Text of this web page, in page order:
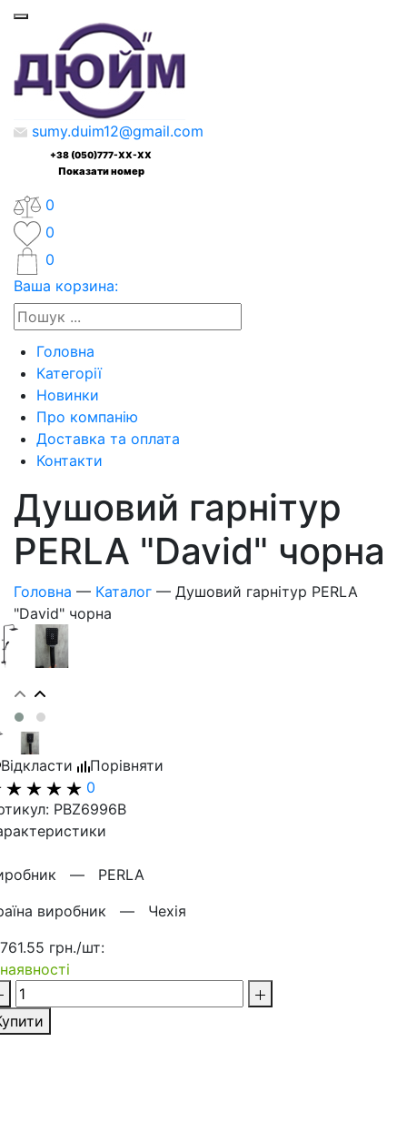
sumy.duim12@gmail.com
+38 (050)777-XX-XX
Показати номер
0
0
0
Ваша корзина:
Головна
Категорії
Новинки
Про компанію
Доставка та оплата
Контакти
Душовий гарнітур
PERLA "David" чорна
Головна — Каталог — Душовий гарнітур PERLA
"David" чорна
Відкласти
Порівняти
0
PBZ6996В
— PERLA
виробник — Чехія
грн./шт: